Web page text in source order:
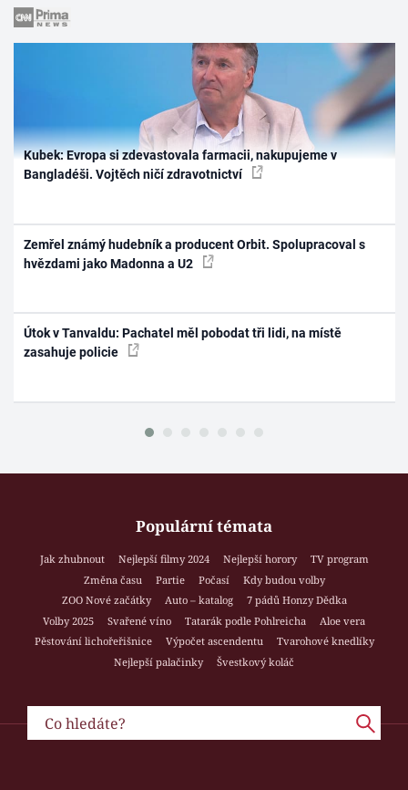
Kubek: Evropa si zdevastovala farmacii, nakupujeme v
Bangladéši. Vojtěch ničí zdravotnictví
Zemřel známý hudebník a producent Orbit. Spolupracoval s
hvězdami jako Madonna a U2
Útok v Tanvaldu: Pachatel měl pobodat tři lidi, na místě
zasahuje policie
Populární témata
Jak zhubnout Nejlepší filmy 2024 Nejlepší horory
TV program
Změna času
Partie Počasí
Kdy budou volby
ZOO Nové začátky
Auto – katalog
7 pádů Honzy Dědka
Volby 2025
Svařené víno Tatarák podle Pohlreicha
Aloe vera
Pěstování lichořeřišnice
Výpočet ascendentu
Tvarohové knedlíky
Nejlepší palačinky
Švestkový koláč